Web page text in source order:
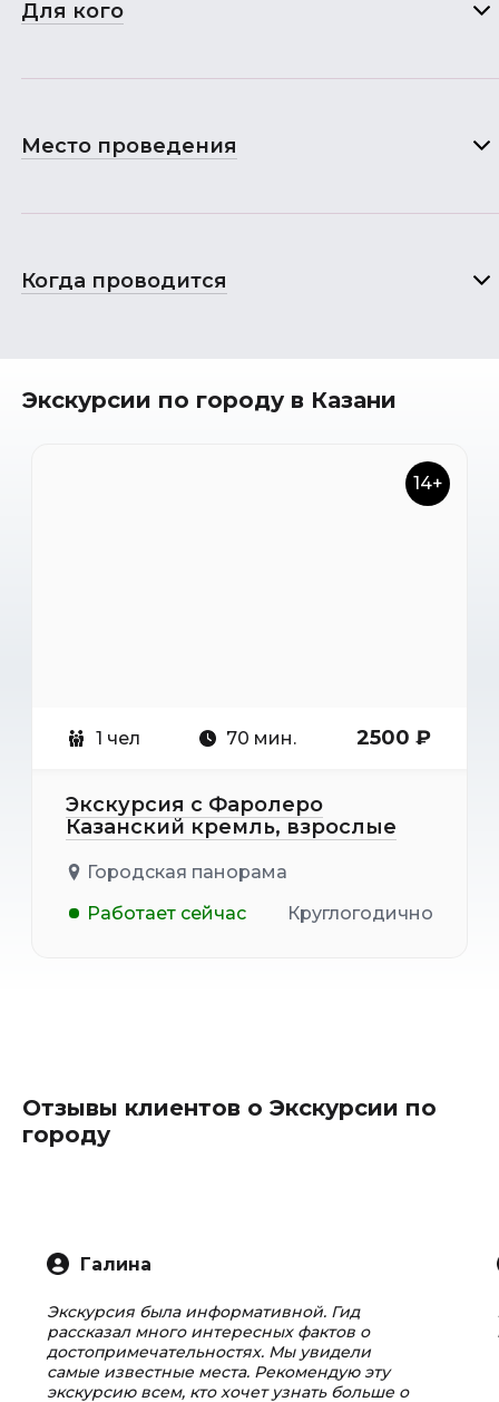
Для кого
Место проведения
Когда проводится
Экскурсии по городу в Казани
14+
1 чел 70 мин. 2500 ₽
Экскурсия с Фаролеро
Казанский кремль, взрослые
Городская панорама
Работает сейчас
Круглогодично
Отзывы клиентов о Экскурсии по
городу
Галина
Экскурсия была информативной. Гид
рассказал много интересных фактов о
достопримечательностях. Мы увидели
самые известные места. Рекомендую эту
экскурсию всем, кто хочет узнать больше о